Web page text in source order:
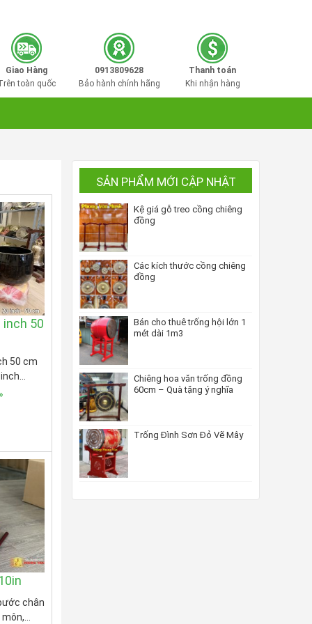
Giao Hàng
toàn quốc
0913809628
Bảo hành chính hãng
Thanh toán
Khi nhận hàng
inch 50
50 cm
chân
SẢN PHẨM MỚI CẬP NHẬT
Kệ giá gỗ treo cồng chiêng
đồng
Các kích thước cồng chiêng
đồng
Bán cho thuê trống hội lớn 1
mét dài 1m3
Chiêng hoa văn trống đồng
60cm – Quà tặng ý nghĩa
Trống Đình Sơn Đỏ Vẽ Mây